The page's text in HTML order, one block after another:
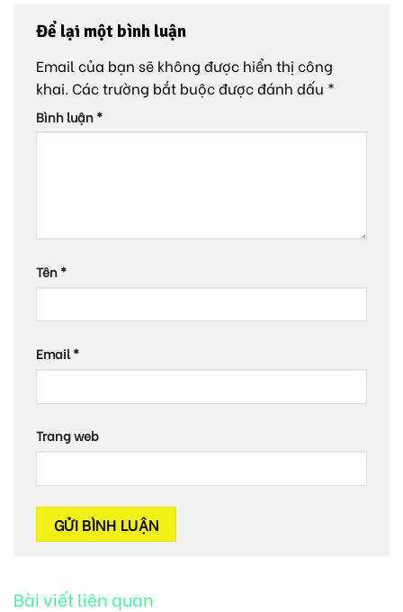
Để lại một bình luận
Email của bạn sẽ không được hiển thị công
khai. Các trường bắt buộc được đánh dấu *
Bình luận*
Tên*
Email*
Trang web
Bài viết liên quan